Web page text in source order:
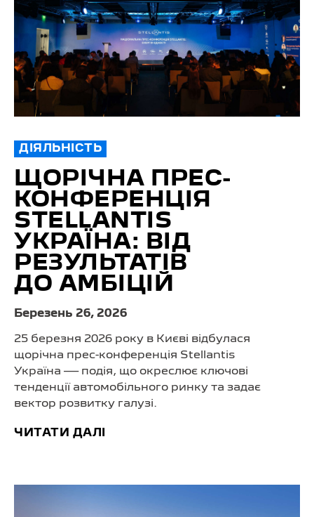
ДІЯЛЬНІСТЬ
ЩОРІЧНА ПРЕС-
КОНФЕРЕНЦІЯ
STELLANTIS
УКРАЇНА: ВІД
РЕЗУЛЬТАТІВ
ДО АМБІЦІЙ
Березень 26, 2026
25 березня 2026 року в Києві відбулася
щорічна прес-конференція Stellantis
Україна — подія, що окреслює ключові
тенденції автомобільного ринку та задає
вектор розвитку галузі.
ЧИТАТИ ДАЛІ